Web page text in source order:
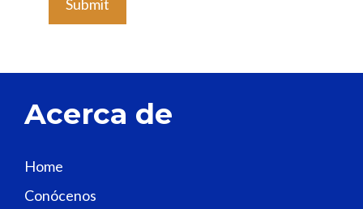
a
h
f
i
Acerca de
Home
Conócenos